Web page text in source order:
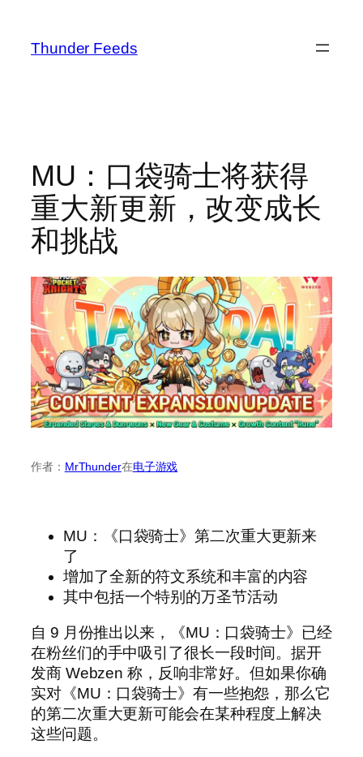
Thunder Feeds
MU：口袋骑士将获得
重大新更新，改变成长
和挑战
作者： MrThunder在电子游戏
MU：《口袋骑士》第二次重大更新来
了
增加了全新的符文系统和丰富的内容
其中包括一个特别的万圣节活动
自 9 月份推出以来，《MU：口袋骑士》已经
在粉丝们的手中吸引了很长一段时间。据开
发商 Webzen 称，反响非常好。但如果你确
实对《MU：口袋骑士》有一些抱怨，那么它
的第二次重大更新可能会在某种程度上解决
这些问题。